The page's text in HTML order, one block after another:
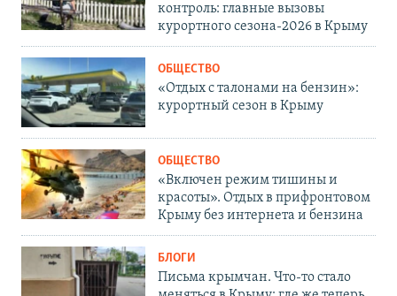
контроль: главные вызовы
курортного сезона-2026 в Крыму
ОБЩЕСТВО
«Отдых с талонами на бензин»:
курортный сезон в Крыму
ОБЩЕСТВО
«Включен режим тишины и
красоты». Отдых в прифронтовом
Крыму без интернета и бензина
БЛОГИ
Письма крымчан. Что-то стало